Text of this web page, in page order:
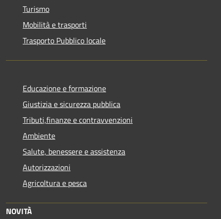
Turismo
Mobilità e trasporti
Trasporto Pubblico locale
Educazione e formazione
Giustizia e sicurezza pubblica
Tributi,finanze e contravvenzioni
Ambiente
Salute, benessere e assistenza
Autorizzazioni
Agricoltura e pesca
NOVITÀ